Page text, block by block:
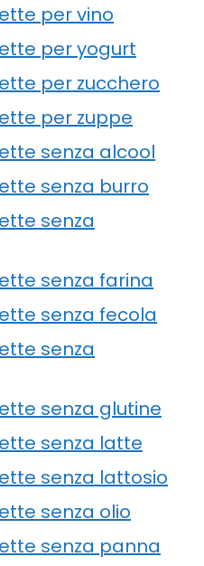
per vino
per yogurt
per zucchero
per zuppe
senza alcool
senza burro
senza
senza farina
senza fecola
senza
senza glutine
senza latte
senza lattosio
senza olio
senza panna